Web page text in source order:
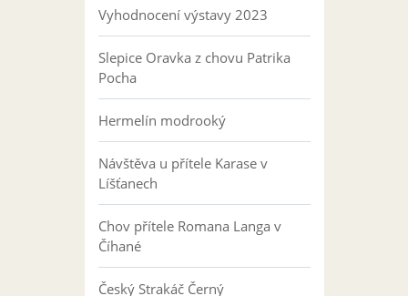
Vyhodnocení výstavy 2023
Slepice Oravka z chovu Patrika
Pocha
Hermelín modrooký
Návštěva u přítele Karase v
Líšťanech
Chov přítele Romana Langa v
Číhané
Český Strakáč Černý